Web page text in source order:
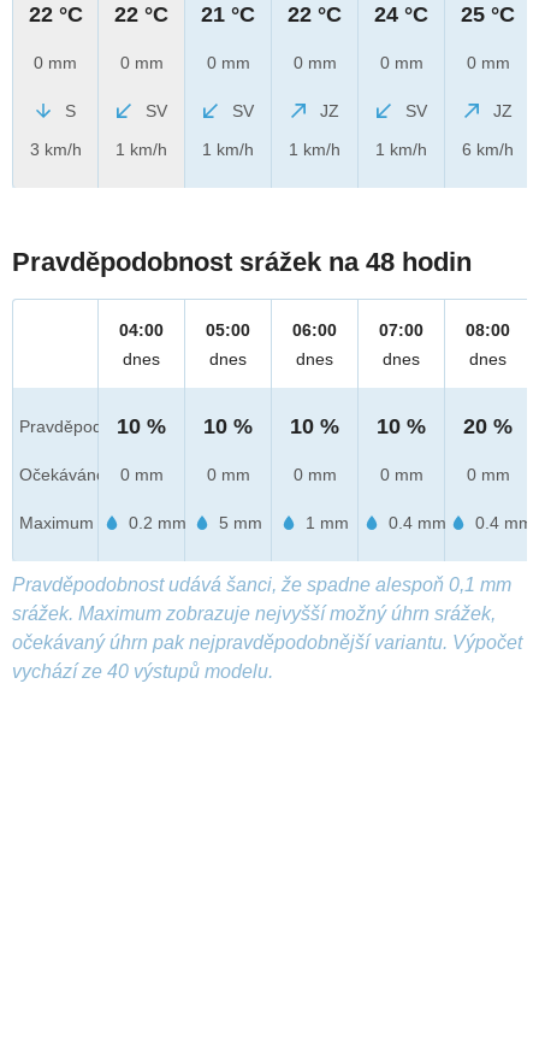
22 °C
0 mm
S
3 km/h
22 °C
0 mm
SV
1 km/h
21 °C
0 mm
SV
1 km/h
22 °C
0 mm
JZ
1 km/h
24 °C
0 mm
SV
1 km/h
25 °C
0 mm
JZ
6 km/h
Pravděpodobnost srážek na 48 hodin
Pravděpod.
Očekáváno
Maximum
04:00
dnes
10 %
0 mm
0.2 mm
05:00
dnes
10 %
0 mm
5 mm
06:00
dnes
10 %
0 mm
1 mm
07:00
dnes
10 %
0 mm
0.4 mm
08:00
dnes
20 %
0 mm
0.4 mm
Pravděpodobnost udává šanci, že spadne alespoň 0,1 mm
srážek. Maximum zobrazuje nejvyšší možný úhrn srážek,
očekávaný úhrn pak nejpravděpodobnější variantu. Výpočet
vychází ze 40 výstupů modelu.